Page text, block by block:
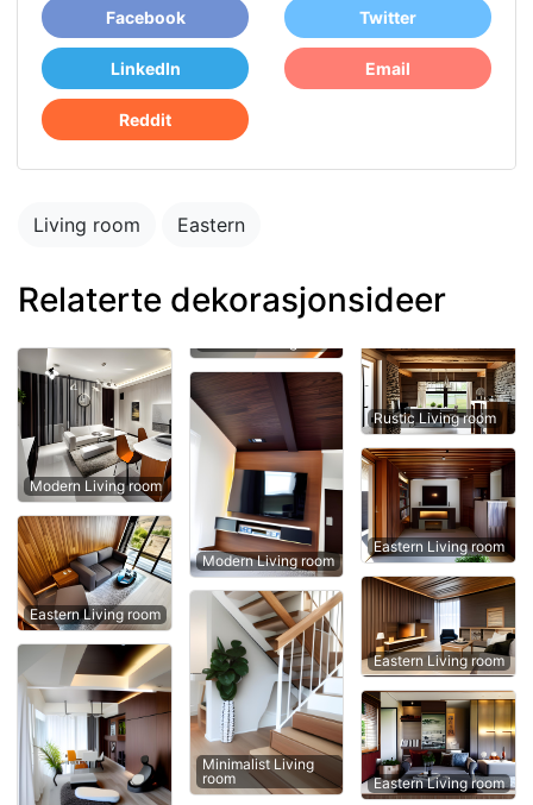
Facebook Twitter
LinkedIn Email
Reddit
Living room Eastern
Relaterte dekorasjonsideer
Modern Living room
Eastern Living room
Modern Living room
Minimalist Living
room
Rustic Living room
Eastern Living room
Eastern Living room
Eastern Living room